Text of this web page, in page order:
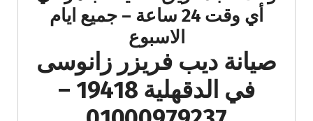
أي وقت 24 ساعة – جميع ايام
الاسبوع
صيانة ديب فريزر زانوسى
في الدقهلية 19418 –